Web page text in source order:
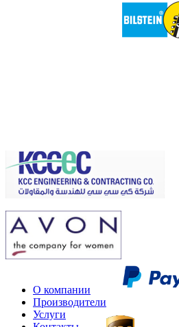
О компании
Производители
Услуги